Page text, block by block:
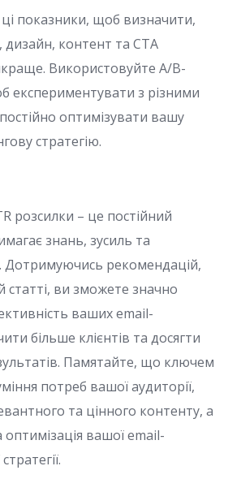
показники, щоб визначити,
дизайн, контент та CTA
Використовуйте A/B-
експериментувати з різними
оптимізувати вашу
стратегію.
розсилки – це постійний
знань, зусиль та
Дотримуючись рекомендацій,
статті, ви зможете значно
ваших email-
більше клієнтів та досягти
Памятайте, що ключем
потреб вашої аудиторії,
та цінного контенту, а
оптимізація вашої email-